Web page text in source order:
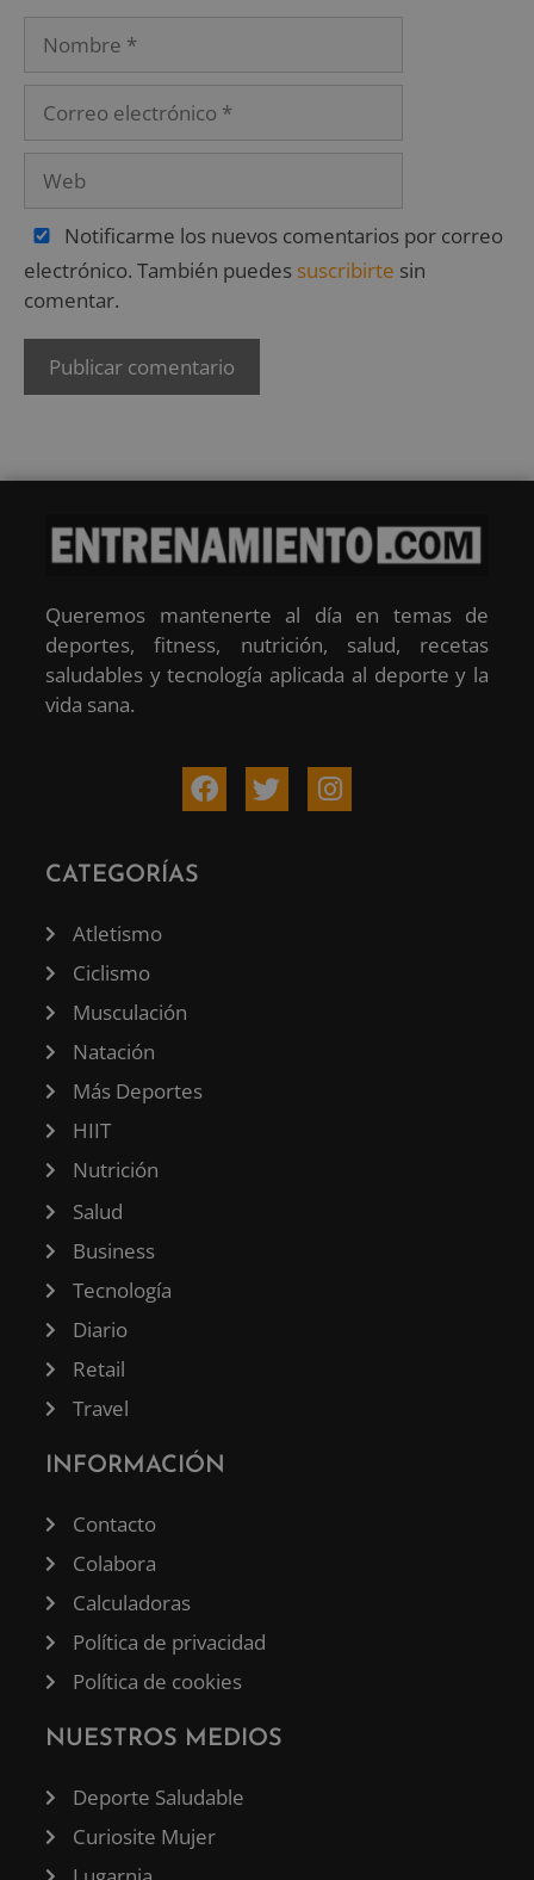
Notificarme los nuevos comentarios por correo
electrónico. También puedes suscribirte sin
comentar.
Queremos mantenerte al día en temas de
deportes, fitness, nutrición, salud, recetas
saludables y tecnología aplicada al deporte y la
vida sana.
CATEGORÍAS
Atletismo
Ciclismo
Musculación
Natación
Más Deportes
HIIT
Nutrición
Salud
Business
Tecnología
Diario
Retail
Travel
INFORMACIÓN
Contacto
Colabora
Calculadoras
Política de privacidad
Política de cookies
NUESTROS MEDIOS
Deporte Saludable
Curiosite Mujer